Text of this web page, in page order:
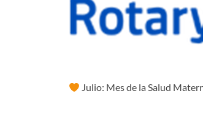
Julio: Mes de la Salud